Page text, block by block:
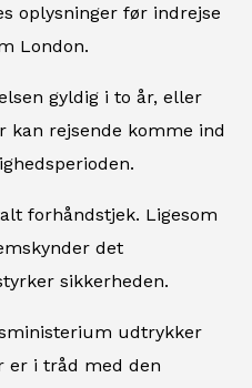
oplysninger før indrejse
London.
gyldig i to år, eller
rejsende komme ind
forhåndstjek. Ligesom
det
sikkerheden.
udtrykker
er i tråd med den